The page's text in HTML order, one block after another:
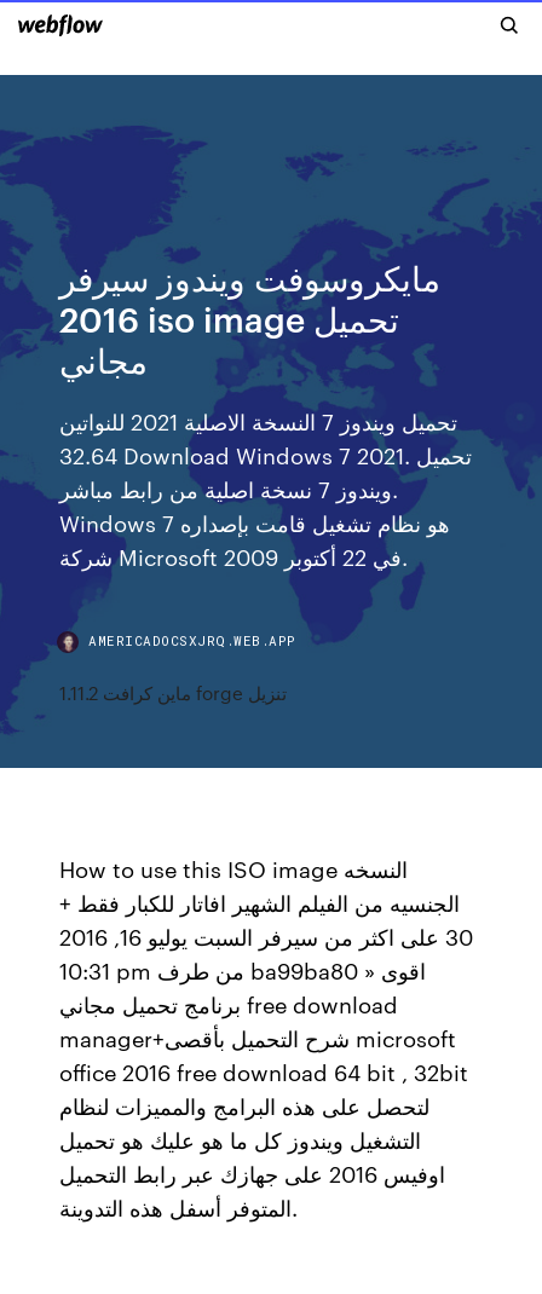
مايكروسوفت ويندوز سيرفر
2016 iso image تحميل
مجاني
تحميل ويندوز 7 النسخة الاصلية 2021 للنواتين
32.64 Download Windows 7 2021. تحميل
ويندوز 7 نسخة اصلية من رابط مباشر.
Windows 7 هو نظام تشغيل قامت بإصداره
شركة Microsoft في 22 أكتوبر 2009.
AMERICADOCSXJRQ.WEB.APP
ماين كرافت 1.11.2 forge تنزيل
How to use this ISO image النسخه
الجنسيه من الفيلم الشهير افاتار للكبار فقط +
30 على اكثر من سيرفر السبت يوليو 16, 2016
10:31 pm من طرف ba99ba80 » اقوى
برنامج تحميل مجاني free download
manager+شرح التحميل بأقصى microsoft
office 2016 free download 64 bit , 32bit
لتحصل على هذه البرامج والمميزات لنظام
التشغيل ويندوز كل ما هو عليك هو تحميل
اوفيس 2016 على جهازك عبر رابط التحميل
المتوفر أسفل هذه التدوينة.